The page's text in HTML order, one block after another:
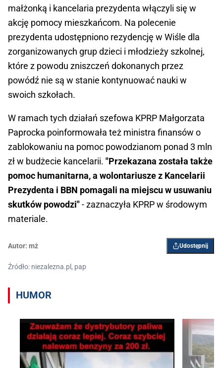
małżonką i kancelaria prezydenta włączyli się w
akcję pomocy mieszkańcom. Na polecenie
prezydenta udostępniono rezydencję w Wiśle dla
zorganizowanych grup dzieci i młodzieży szkolnej,
które z powodu zniszczeń dokonanych przez
powódź nie są w stanie kontynuować nauki w
swoich szkołach.
W ramach tych działań szefowa KPRP Małgorzata
Paprocka poinformowała też ministra finansów o
zablokowaniu na pomoc powodzianom ponad 3 mln
zł w budżecie kancelarii. "Przekazana została także
pomoc humanitarna, a wolontariusze z Kancelarii
Prezydenta i BBN pomagali na miejscu w usuwaniu
skutków powodzi"- zaznaczyła KPRP w środowym
materiale.
Autor: mż Udostępnij
Źródło: niezalezna.pl, pap
HUMOR